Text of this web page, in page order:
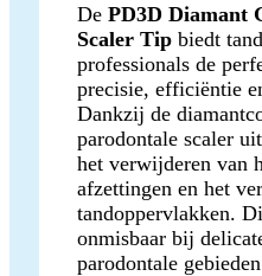
De PD3D Diamant
Scaler Tip biedt
professionals de
precisie, efficiëntie
Dankzij de
parodontale scaler
het verwijderen van
afzettingen en het
tandoppervlakken.
onmisbaar bij
parodontale